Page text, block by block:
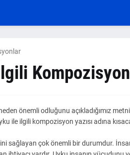
Kompozisyon
önemli odluğunu açıkladığımız
ile ilgili kompozisyon yazısı adına
sağlayan çok önemli bir durumdur.